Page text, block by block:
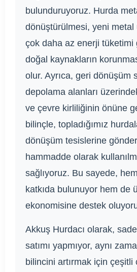
bulunduruyoruz. Hurda
dönüştürülmesi, yeni metal
çok daha az enerji tüketimi
doğal kaynakların
olur. Ayrıca, geri dönüşüm
depolama alanları
ve çevre kirliliğinin önüne
bilinçle, topladığımız
dönüşüm tesislerine
hammadde olarak
sağlıyoruz. Bu sayede,
katkıda bulunuyor hem de
ekonomisine destek
Akkuş Hurdacı olarak,
satımı yapmıyor, aynı
bilincini artırmak için çeşitli